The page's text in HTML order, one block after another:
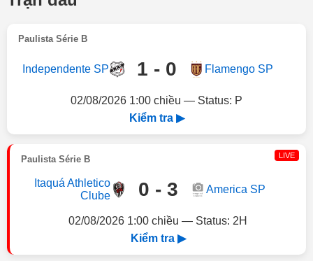
Paulista Série B
Independente SP 1 - 0 Flamengo SP
02/08/2026 1:00 chiều — Status: P
Kiểm tra ▶
Paulista Série B LIVE
Itaquá Athletico
Clube
0 - 3 America SP
02/08/2026 1:00 chiều — Status: 2H
Kiểm tra ▶